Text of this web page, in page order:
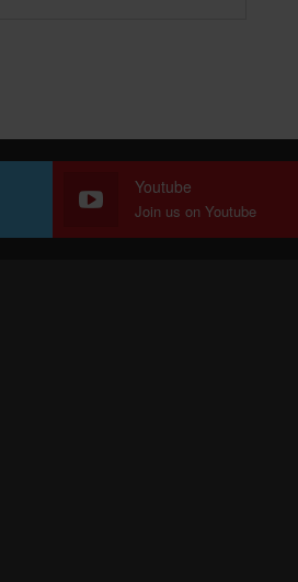
Youtube
Join us on Youtube